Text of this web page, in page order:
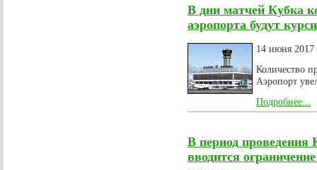
В дни матчей Кубка
аэропорта будут
14 июня 2017
Количество
Аэропорт
Подробнее...
В период проведения
вводится